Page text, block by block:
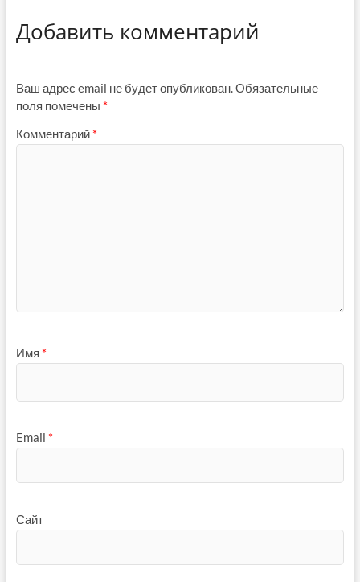
Добавить комментарий
Ваш адрес email не будет опубликован.Обязательные
поля помечены *
Комментарий *
Имя *
Email *
Сайт